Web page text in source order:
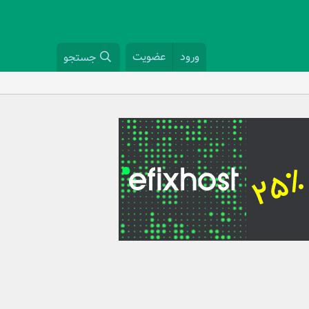
ورود عضویت جستجو